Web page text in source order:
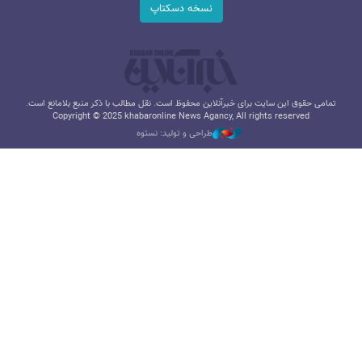
نسخه دسکتاپ
تمامی حقوق این سایت برای خبرآنلاین محفوظ است. نقل مطالب با ذکر منبع بلامانع است.
Copyright © 2025 khabaronline News Agancy, All rights reserved
طراحی و تولید: نستوه